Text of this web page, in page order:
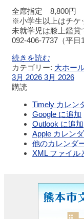
ビ
ー
ト
ラ
カ
フ
ェ
施
利
全席指定 8,800円
※小学生以上はチケ
未就学児は膝上鑑賞
092-406-7737（平日
続きを読む
カテゴリー: 大ホー
3月 2026 3月 2026
購読
Timely カレン
Google に追加
Outlook に追加
Apple カレン
他のカレンダ
XML ファイル